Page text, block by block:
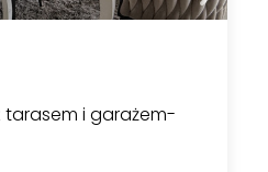
tarasem i garażem-